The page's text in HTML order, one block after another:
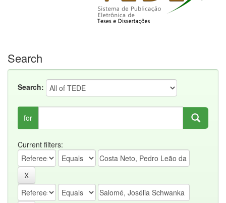
Search
Search:
for
Current filters: